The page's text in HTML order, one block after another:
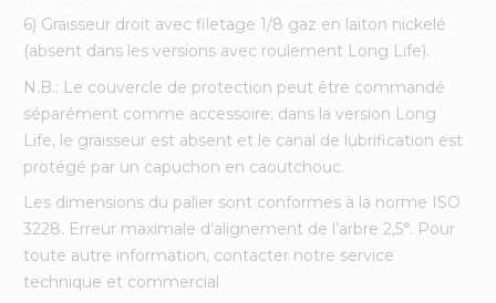
6) Graisseur droit avec filetage 1/8 gaz en laiton nickelé
(absent dans les versions avec roulement Long Life).
N.B.: Le couvercle de protection peut être commandé
séparément comme accessoire; dans la version Long
Life, le graisseur est absent et le canal de lubrification est
protégé par un capuchon en caoutchouc.
Les dimensions du palier sont conformes à la norme ISO
3228. Erreur maximale d’alignement de l’arbre 2,5°. Pour
toute autre information, contacter notre service
technique et commercial